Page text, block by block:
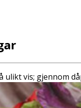
ulikt vis; gjennom